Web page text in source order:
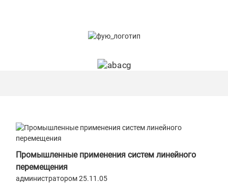
Промышленные применения систем линейного
перемещения
администратором 25.11.05